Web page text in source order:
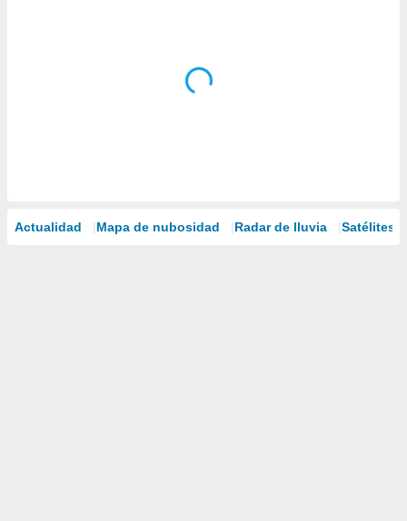
Actualidad Mapa de nubosidad Radar de lluvia Satélites